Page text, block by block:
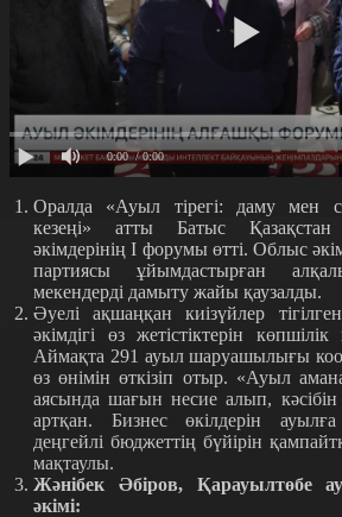
0:00 / 0:00
Оралда «Ауыл тірегі: даму мен
кезеңі» атты Батыс
әкімдерінің І форумы өтті. Облыс
партиясы ұйымдастырған
мекендерді дамыту жайы қаузалды.
Әуелі ақшаңқан киізүйлер
әкімдігі өз жетістіктерін
Аймақта 291 ауыл шаруашылығы
өз өнімін өткізіп отыр. «Ауыл
аясында шағын несие алып,
артқан. Бизнес өкілдерін
деңгейлі бюджеттің бүйірін
мақтаулы.
Жәнібек Әбіров, Қарауылтөбе
әкімі: